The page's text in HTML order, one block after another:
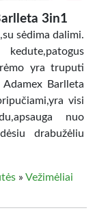
3in1
sėdima dalimi.
yra truputi
Barlleta
visi
nuo
drabužėliu
» Vežimėliai